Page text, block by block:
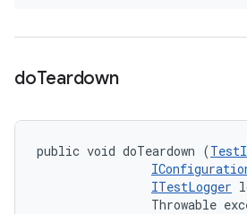
doTeardown
public void doTeardown (
ITestLogger
Throwable